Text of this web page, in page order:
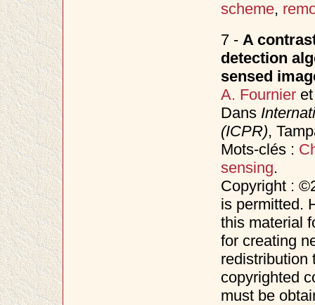
scheme,
7 - A
detection
sensed
A. Fournier
Dans
(ICPR),
Mots-clés :
sensing.
Copyright :
is permitted.
this material
for creating
redistribution
copyrighted
must be